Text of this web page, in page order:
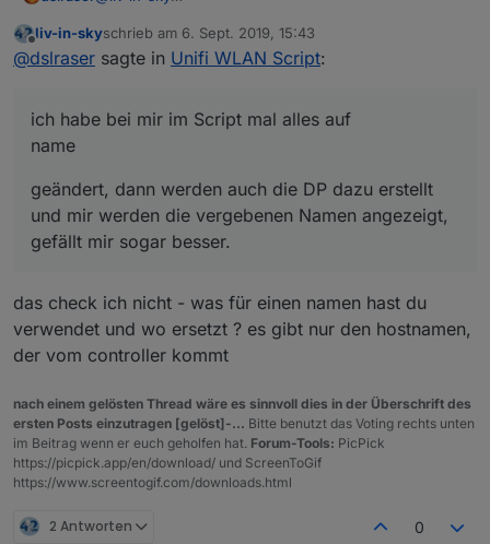
mir werden die vergebenen Namen angezeigt, gefällt
mir sogar besser.
Harmony HUB gefunden wird. In dem Script wird auf
hostname geschaut, die haben aber beide den
geändert, dann werden auch die DP dazu erstellt und
mir werden die vergebenen Namen angezeigt, gefällt
Offline
liv-in-skyschrieb am 6. Sept. 2019, 15:43
zuletzt editiert von
@dslraser sagte in Unifi WLAN Script:
ich habe bei mir im Script mal alles auf
name
geändert, dann werden auch die DP dazu erstellt
und mir werden die vergebenen Namen angezeigt,
gefällt mir sogar besser.
das check ich nicht - was für einen namen hast du
verwendet und wo ersetzt ? es gibt nur den hostnamen,
der vom controller kommt
nach einem gelösten Thread wäre es sinnvoll dies in der Überschrift des
ersten Posts einzutragen [gelöst]-... Bitte benutzt das Voting rechts unten
im Beitrag wenn er euch geholfen hat. Forum-Tools: PicPick
https://picpick.app/en/download/ und ScreenToGif
https://www.screentogif.com/downloads.html
2 Antworten 0